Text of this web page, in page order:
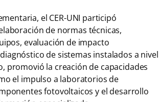
el CER-UNI participó
de normas técnicas,
evaluación de impacto
de sistemas instalados a nivel
promovió la creación de capacidades
el impulso a laboratorios de
fotovoltaicos y el desarrollo